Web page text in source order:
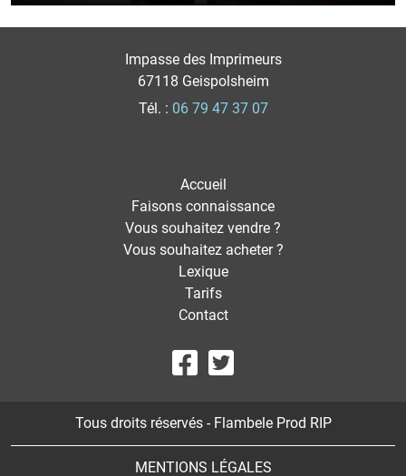
Impasse des Imprimeurs
67118 Geispolsheim
Tél. : 06 79 47 37 07
Accueil
Faisons connaissance
Vous souhaitez vendre ?
Vous souhaitez acheter ?
Lexique
Tarifs
Contact
Tous droits réservés - Flambele Prod RIP
MENTIONS LÉGALES